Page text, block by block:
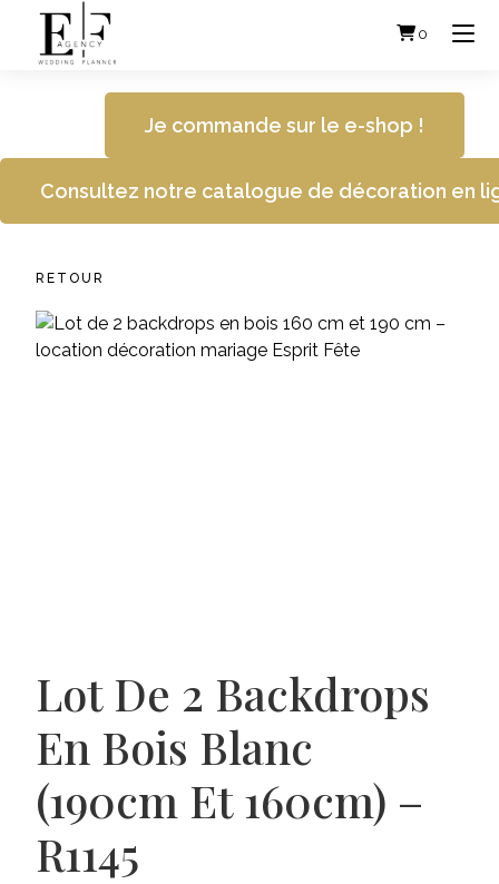
content
0
Je commande sur le e-shop !
Consultez notre catalogue de décoration en
RETOUR
Lot De 2 Backdrops
En Bois Blanc
(190cm Et 160cm) –
R1145